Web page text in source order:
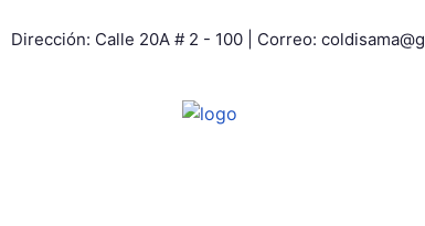
Dirección: Calle 20A # 2 - 100 | Correo: